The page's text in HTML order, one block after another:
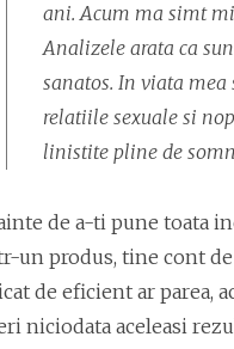
ani. Acum ma simt
Analizele arata ca
sanatos. In viata mea
relatiile sexuale si
linistite pline de
de a-ti pune toata
un produs, tine cont
de eficient ar parea,
niciodata aceleasi